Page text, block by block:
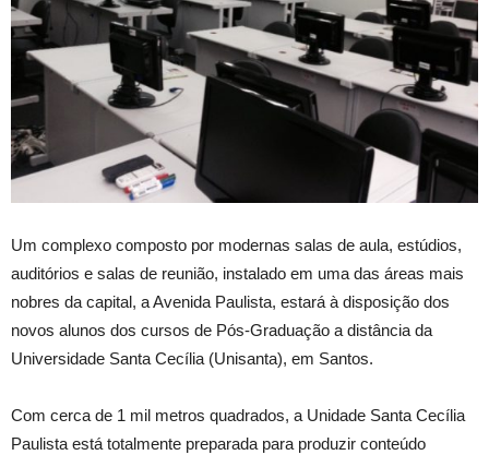
Um complexo composto por modernas salas de aula, estúdios,
auditórios e salas de reunião, instalado em uma das áreas mais
nobres da capital, a Avenida Paulista, estará à disposição dos
novos alunos dos cursos de Pós-Graduação a distância da
Universidade Santa Cecília (Unisanta), em Santos.
Com cerca de 1 mil metros quadrados, a Unidade Santa Cecília
Paulista está totalmente preparada para produzir conteúdo